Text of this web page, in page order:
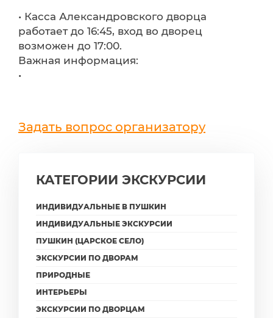
• Касса Александровского дворца
работает до 16:45, вход во дворец
возможен до 17:00.
Важная информация:
•
Задать вопрос организатору
КАТЕГОРИИ ЭКСКУРСИИ
ИНДИВИДУАЛЬНЫЕ В ПУШКИН
ИНДИВИДУАЛЬНЫЕ ЭКСКУРСИИ
ПУШКИН (ЦАРСКОЕ СЕЛО)
ЭКСКУРСИИ ПО ДВОРАМ
ПРИРОДНЫЕ
ИНТЕРЬЕРЫ
ЭКСКУРСИИ ПО ДВОРЦАМ